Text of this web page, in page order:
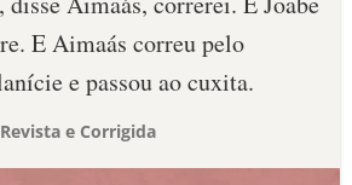
E Aimaás correu pelo
e passou ao cuxita.
e Corrigida